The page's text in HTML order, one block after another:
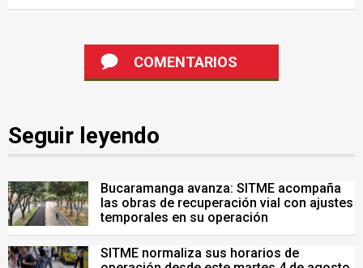
COMENTARIOS
Seguir leyendo
Bucaramanga avanza: SITME acompaña
las obras de recuperación vial con ajustes
temporales en su operación
SITME normaliza sus horarios de